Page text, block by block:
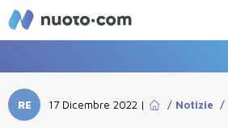
RE 17 Dicembre 2022 | / Notizie /